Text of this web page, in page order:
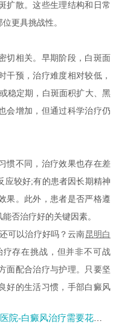
扩散。这些生理结构和日常
更具挑战性。
相关。早期阶段，白斑面
干预，治疗难度相对较低，
稳定期，白斑面积扩大、黑
会增加，但通过科学治疗仍
不同，治疗效果也存在差
应较好;有的患者因长期精神
果。此外，患者是否严格遵
否治疗好的关键因素。
以治疗好吗？云南昆明白
存在挑战，但并非不可战
面配合治疗与护理。只要坚
好的生活习惯，手部白癜风
白癜风治疗需要花多少钱